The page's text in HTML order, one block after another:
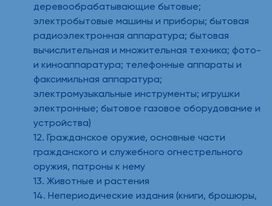
деревообрабатывающие бытовые;
электробытовые машины и приборы; бытовая
радиоэлектронная аппаратура; бытовая
вычислительная и множительная техника; фото-
и киноаппаратура; телефонные аппараты и
факсимильная аппаратура;
электромузыкальные инструменты; игрушки
электронные; бытовое газовое оборудование и
устройства)
12. Гражданское оружие, основные части
гражданского и служебного огнестрельного
оружия, патроны к нему
13. Животные и растения
14. Непериодические издания (книги, брошюры,